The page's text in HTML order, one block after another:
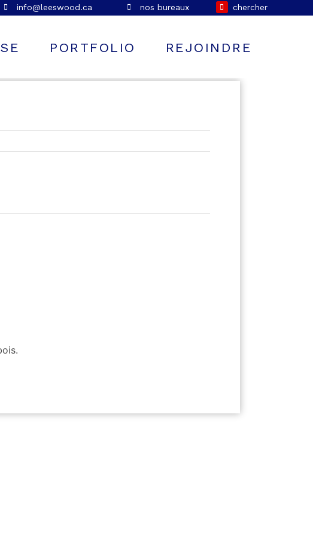
info@leeswood.ca nos bureaux chercher
PORTFOLIO REJOINDRE